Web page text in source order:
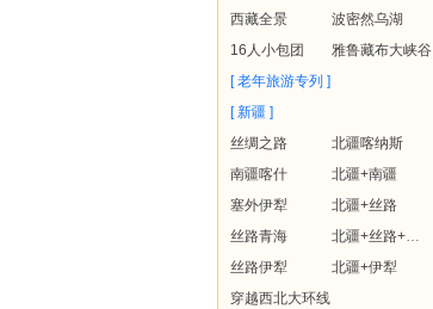
西藏全景
波密然乌湖
16人小包团
雅鲁藏布大峡谷
[ 老年旅游专列 ]
[ 新疆 ]
丝绸之路
北疆喀纳斯
南疆喀什
北疆+南疆
塞外伊犁
北疆+丝路
丝路青海
北疆+丝路+青海
丝路伊犁
北疆+伊犁
穿越西北大环线